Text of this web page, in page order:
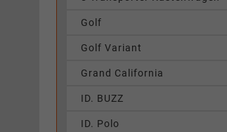
Golf
Golf Variant
Grand California
ID. BUZZ
ID. Polo